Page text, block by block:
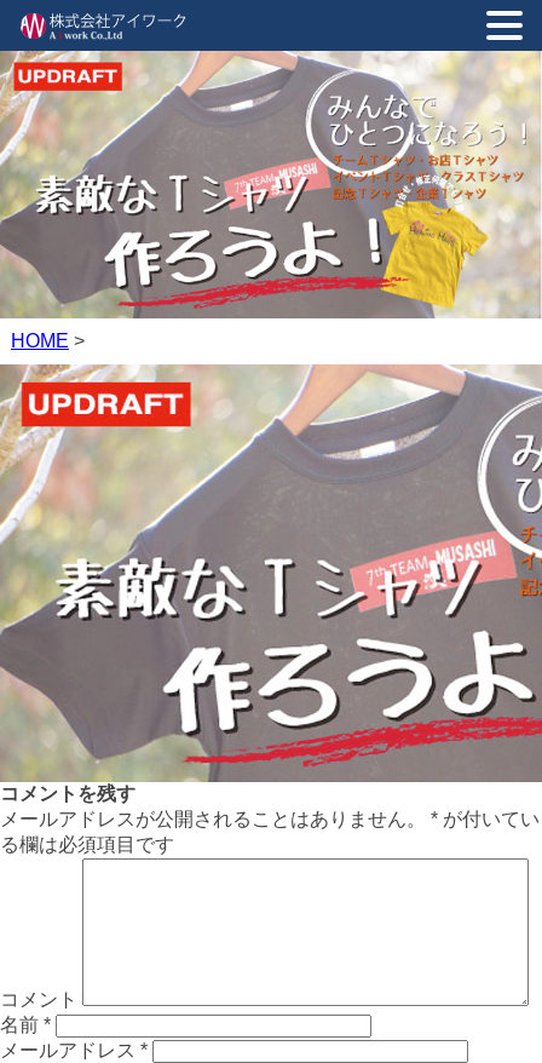
HOME >
コメントを残す
メールアドレスが公開されることはありません。
* が付いてい
る欄は必須項目です
コメント
名前 *
メールアドレス *